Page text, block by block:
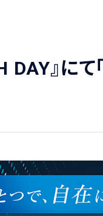
』に